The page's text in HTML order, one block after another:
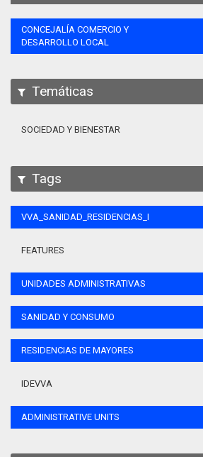
CONCEJALÍA COMERCIO Y
DESARROLLO LOCAL
Temáticas
SOCIEDAD Y BIENESTAR
Tags
VVA_SANIDAD_RESIDENCIAS_MAYORES_105
FEATURES
UNIDADES ADMINISTRATIVAS
SANIDAD Y CONSUMO
RESIDENCIAS DE MAYORES
IDEVVA
ADMINISTRATIVE UNITS